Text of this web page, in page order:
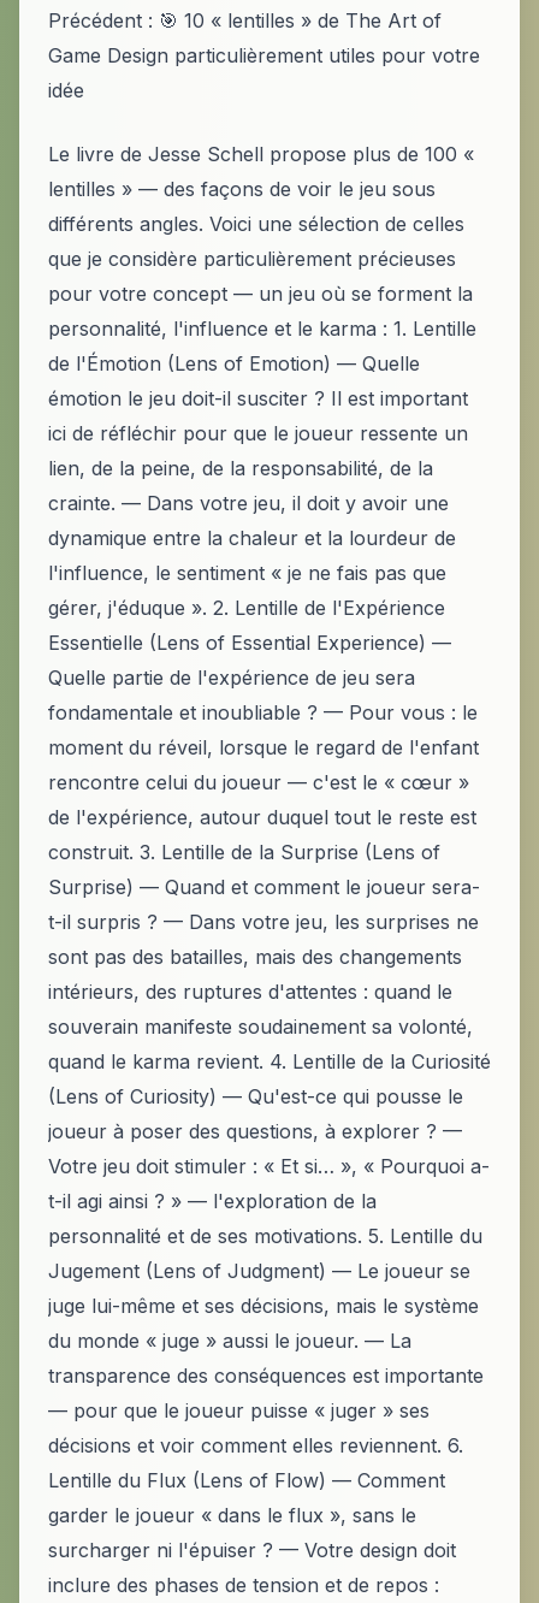
Précédent : 🎯 10 « lentilles » de The Art of
Game Design particulièrement utiles pour votre
idée
Le livre de Jesse Schell propose plus de 100 «
lentilles » — des façons de voir le jeu sous
différents angles. Voici une sélection de celles
que je considère particulièrement précieuses
pour votre concept — un jeu où se forment la
personnalité, l'influence et le karma : 1. Lentille
de l'Émotion (Lens of Emotion) — Quelle
émotion le jeu doit-il susciter ? Il est important
ici de réfléchir pour que le joueur ressente un
lien, de la peine, de la responsabilité, de la
crainte. — Dans votre jeu, il doit y avoir une
dynamique entre la chaleur et la lourdeur de
l'influence, le sentiment « je ne fais pas que
gérer, j'éduque ». 2. Lentille de l'Expérience
Essentielle (Lens of Essential Experience) —
Quelle partie de l'expérience de jeu sera
fondamentale et inoubliable ? — Pour vous : le
moment du réveil, lorsque le regard de l'enfant
rencontre celui du joueur — c'est le « cœur »
de l'expérience, autour duquel tout le reste est
construit. 3. Lentille de la Surprise (Lens of
Surprise) — Quand et comment le joueur sera-
t-il surpris ? — Dans votre jeu, les surprises ne
sont pas des batailles, mais des changements
intérieurs, des ruptures d'attentes : quand le
souverain manifeste soudainement sa volonté,
quand le karma revient. 4. Lentille de la Curiosité
(Lens of Curiosity) — Qu'est-ce qui pousse le
joueur à poser des questions, à explorer ? —
Votre jeu doit stimuler : « Et si… », « Pourquoi a-
t-il agi ainsi ? » — l'exploration de la
personnalité et de ses motivations. 5. Lentille du
Jugement (Lens of Judgment) — Le joueur se
juge lui-même et ses décisions, mais le système
du monde « juge » aussi le joueur. — La
transparence des conséquences est importante
— pour que le joueur puisse « juger » ses
décisions et voir comment elles reviennent. 6.
Lentille du Flux (Lens of Flow) — Comment
garder le joueur « dans le flux », sans le
surcharger ni l'épuiser ? — Votre design doit
inclure des phases de tension et de repos :